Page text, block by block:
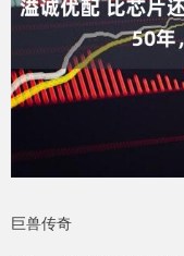
巨兽传奇